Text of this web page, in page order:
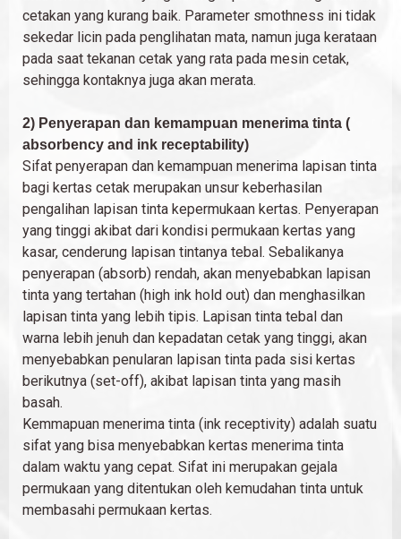
cetakan yang kurang baik. Parameter smothness ini tidak
sekedar licin pada penglihatan mata, namun juga kerataan
pada saat tekanan cetak yang rata pada mesin cetak,
sehingga kontaknya juga akan merata.
2) Penyerapan dan kemampuan menerima tinta (
absorbency and ink receptability)
Sifat penyerapan dan kemampuan menerima lapisan tinta
bagi kertas cetak merupakan unsur keberhasilan
pengalihan lapisan tinta kepermukaan kertas. Penyerapan
yang tinggi akibat dari kondisi permukaan kertas yang
kasar, cenderung lapisan tintanya tebal. Sebalikanya
penyerapan (absorb) rendah, akan menyebabkan lapisan
tinta yang tertahan (high ink hold out) dan menghasilkan
lapisan tinta yang lebih tipis. Lapisan tinta tebal dan
warna lebih jenuh dan kepadatan cetak yang tinggi, akan
menyebabkan penularan lapisan tinta pada sisi kertas
berikutnya (set-off), akibat lapisan tinta yang masih
basah.
Kemmapuan menerima tinta (ink receptivity) adalah suatu
sifat yang bisa menyebabkan kertas menerima tinta
dalam waktu yang cepat. Sifat ini merupakan gejala
permukaan yang ditentukan oleh kemudahan tinta untuk
membasahi permukaan kertas.